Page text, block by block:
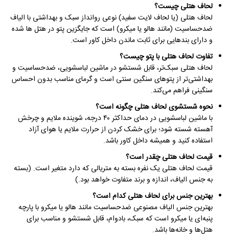
لحاف هتلی چیست؟
لحاف هتلی (یا لحاف لایت سفید) نوعی روانداز سبک و بهداشتی با الیاف
ضدحساسیت (مانند هالو یا میکرو) است که جایگزین پتو در هتل ها شده
و دارای بندهایی برای ثابت ماندن داخل کاور است.
تفاوت لحاف هتلی با پتو چیست؟
لحاف هتلی سبک‌تر، قابل شستشو در ماشین لباسشویی، ضدحساسیت و
بهداشتی‌تر از پتوهای سنگین سنتی است و گرمای مناسب بدون احساس
سنگینی فراهم می‌کند.
نحوه شستشوی لحاف هتلی چگونه است؟
با ماشین لباسشویی در دمای حداکثر ۴۰ درجه، شوینده ملایم و چرخش
آهسته شسته شود؛ برای خشک کردن از حرارت ملایم یا هوای آزاد
استفاده کنید و همیشه داخل کاور باشد.
قیمت لحاف هتلی چقدر است؟
قیمت لحاف هتلی یک نفره بسته به متریالی که دارد متغیر است. (بسته
به جنس الیاف، اندازه و برند متفاوت خواهد بود.)
بهترین جنس برای لحاف هتلی کدام است؟
بهترین جنس الیاف مصنوعی ضدحساسیت مانند هالو یا میکرو با پارچه
پنبه‌ای یا میکرو است که سبک، بادوام، قابل شستشو و مناسب برای
هتل‌ها و خانه‌ها باشد.